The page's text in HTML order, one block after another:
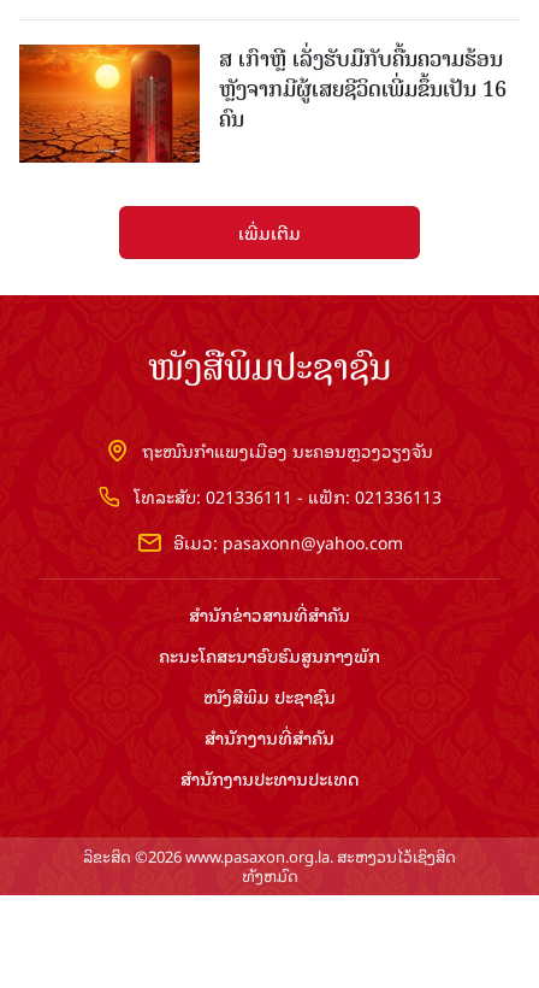
ສ ເກົາຫຼີ ເລັ່ງຮັບມືກັບຄື້ນຄວາມຮ້ອນ
ຫຼັງຈາກມີຜູ້ເສຍຊີວິດເພີ່ມຂຶ້ນເປັນ 16
ຄົນ
ເພີ່ມເຕີມ
ໜັງສືພິມປະຊາຊົນ
ຖະໜົນກຳແພງເມືອງ ນະຄອນຫຼວງວຽງຈັນ
ໂທລະສັບ: 021336111 - ແຟັກ: 021336113
ອີເມວ: pasaxonn@yahoo.com
ສຳ​ນັກ​ຂ່າວ​ສານ​ທີ່​ສຳ​ຄັນ​
ຄະນະໂຄສະນາອົບຮົມ​ສູນ​ກາງ​ພັກ
ໜັງສືພິມ ປະ​ຊາ​ຊົນ
ສຳ​ນັກ​ງານ​ທີ່​ສຳ​ຄັນ
ສຳ​ນັກ​ງານ​ປະ​ທານ​ປະ​ເທດ
ລິຂະສິດ ©2026 www.pasaxon.org.la. ສະຫງວນໄວ້ເຊິງສິດ
ທັງຫມົດ